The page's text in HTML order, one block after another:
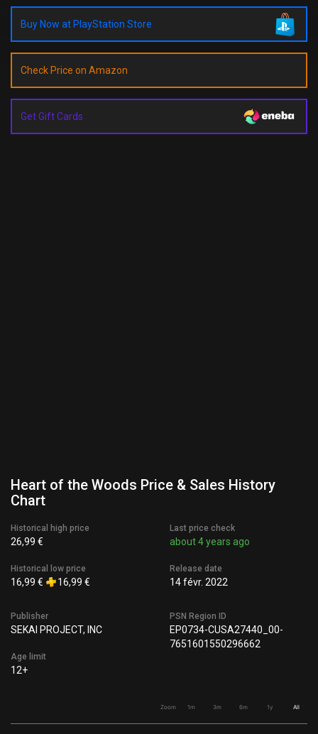
Buy Now at PlayStation Store
Check Price on Amazon
Get Gift Cards
Heart of the Woods Price & Sales History
Chart
Historical high price
26,99 €
Historical low price
16,99 € 16,99 €
Last price check
about 4 years ago
Release date
14 févr. 2022
Publisher
SEKAI PROJECT, INC
Age limit
12+
PSN Region ID
EP0734-CUSA27440_00-
7651601550296662
Zoom 1m 3m 6m 1y All